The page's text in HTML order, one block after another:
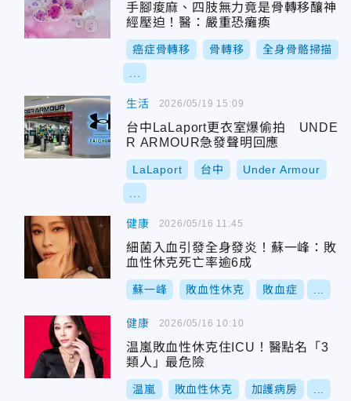
手腳痠麻、四肢無力竟是骨轉移釀神
經壓迫！醫：嚴重恐癱瘓
癌症骨轉移 骨轉移 全身骨骼掃描
生活
台中LaLaport更衣室爆偷拍 UNDE
R ARMOUR急發聲明回應
LaLaport 台中 Under Armour
2026/05/19 15:09
健康
細菌入血引發全身發炎！蘇一峰：敗
血性休克死亡率逾6成
蘇一峰 敗血性休克 敗血症
2026/05/16 11:45
健康
温嵐敗血性休克住ICU！醫點名「3
類人」最危險
温嵐 敗血性休克 加護病房
2026/05/16 10:10